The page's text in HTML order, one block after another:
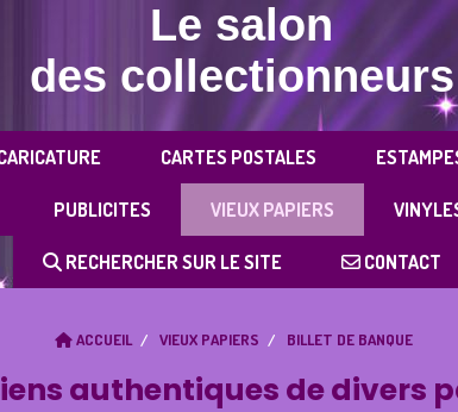
Le salon
des collectionneurs
CARTES POSTALES
PUBLICITES VIEUX PAPIERS
RECHERCHER SUR LE SITE CONTACT
ACCUEIL VIEUX PAPIERS BILLET DE BANQUE
authentiques de divers